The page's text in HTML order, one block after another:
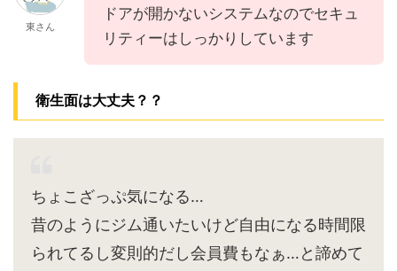
東さん
ドアが開かないシステムなのでセキュ
リティーはしっかりしています
衛生面は大丈夫？？
ちょこざっぷ気になる…
昔のようにジム通いたいけど自由になる時間限
られてるし変則的だし会員費もなぁ…と諦めて